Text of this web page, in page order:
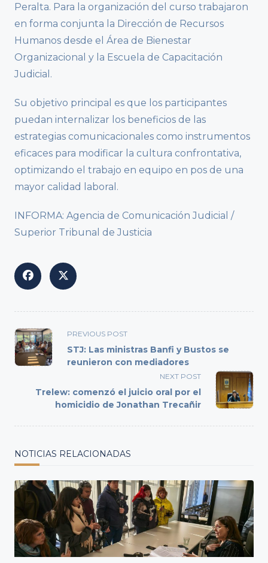
Peralta. Para la organización del curso trabajaron
en forma conjunta la Dirección de Recursos
Humanos desde el Área de Bienestar
Organizacional y la Escuela de Capacitación
Judicial.
Su objetivo principal es que los participantes
puedan internalizar los beneficios de las
estrategias comunicacionales como instrumentos
eficaces para modificar la cultura confrontativa,
optimizando el trabajo en equipo en pos de una
mayor calidad laboral.
INFORMA: Agencia de Comunicación Judicial /
Superior Tribunal de Justicia
<span
class="nav-
subtitle
reader-
text">Page</span>
PREVIOUS POST
STJ: Las ministras Banfi y Bustos se
reunieron con mediadores
NEXT POST
Trelew: comenzó el juicio oral por el
homicidio de Jonathan Trecañir
NOTICIAS RELACIONADAS